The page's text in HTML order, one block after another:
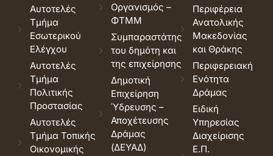
Αυτοτελές
Τμήμα
Εσωτερικού
Ελέγχου
Αυτοτελές
Τμήμα
Πολιτικής
Προστασίας
Αυτοτελές
Τμήμα Τοπικής
Οικονομικής
Οργανισμός –
ΦΤΜΜ
Συμπαραστάτης
του δημότη και
της επιχείρησης
Δημοτική
Επιχείρηση
Ύδρευσης –
Αποχέτευσης
Δράμας
(ΔΕΥΑΔ)
Περιφέρεια
Ανατολικής
Μακεδονίας
και Θράκης
Περιφερειακή
Ενότητα
Δράμας
Ειδική
Υπηρεσίας
Διαχείρισης
Ε.Π.